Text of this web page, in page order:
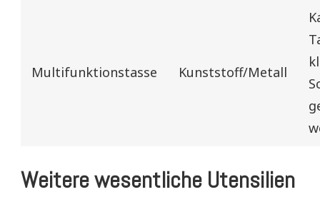
Multifunktionstasse Kunststoff/Metall
Weitere wesentliche Utensilien